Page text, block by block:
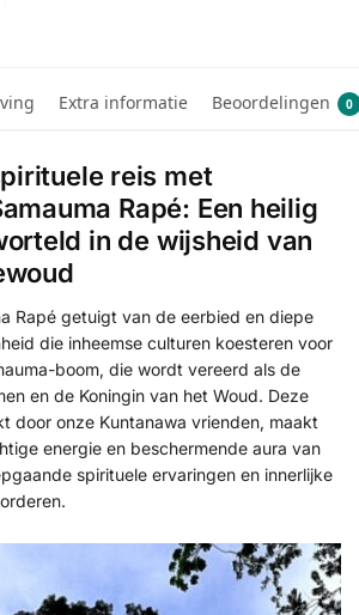
Extra informatie Beoordelingen 0
reis met
Rapé: Een heilig
in de wijsheid van
Rapé getuigt van de eerbied en diepe
die inheemse culturen koesteren voor
boom, die wordt vereerd als de
en de Koningin van het Woud. Deze
door onze Kuntanawa vrienden, maakt
energie en beschermende aura van
spirituele ervaringen en innerlijke